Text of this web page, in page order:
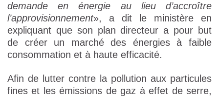
demande en énergie au lieu d’accroître
l’approvisionnement», a dit le ministère en
expliquant que son plan directeur a pour but
de créer un marché des énergies à faible
consommation et à haute efficacité.
Afin de lutter contre la pollution aux particules
fines et les émissions de gaz à effet de serre,